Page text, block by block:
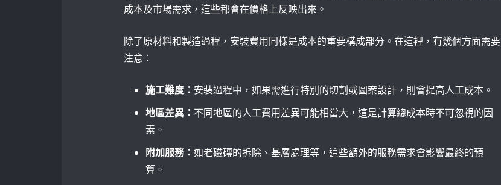
成本及市場需求，這些都會在價格上反映出來。
除了原材料和製造過程，安裝費用同樣是成本的重要構成部分。在這裡，有幾個方面需要
注意：
施工難度： 安裝過程中，如果需進行特別的切割或圖案設計，則會提高人工成本。
地區差異： 不同地區的人工費用差異可能相當大，這是計算總成本時不可忽視的因
素。
附加服務： 如老磁磚的拆除、基層處理等，這些額外的服務需求會影響最終的預
算。